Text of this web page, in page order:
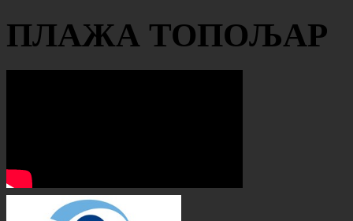
ПЛАЖА ТОПОЉАР